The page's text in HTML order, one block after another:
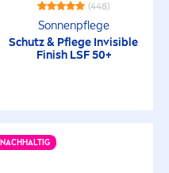
(448)
Sonnenpflege
Schutz & Pflege Invisible
Finish LSF 50+
NACHHALTIG